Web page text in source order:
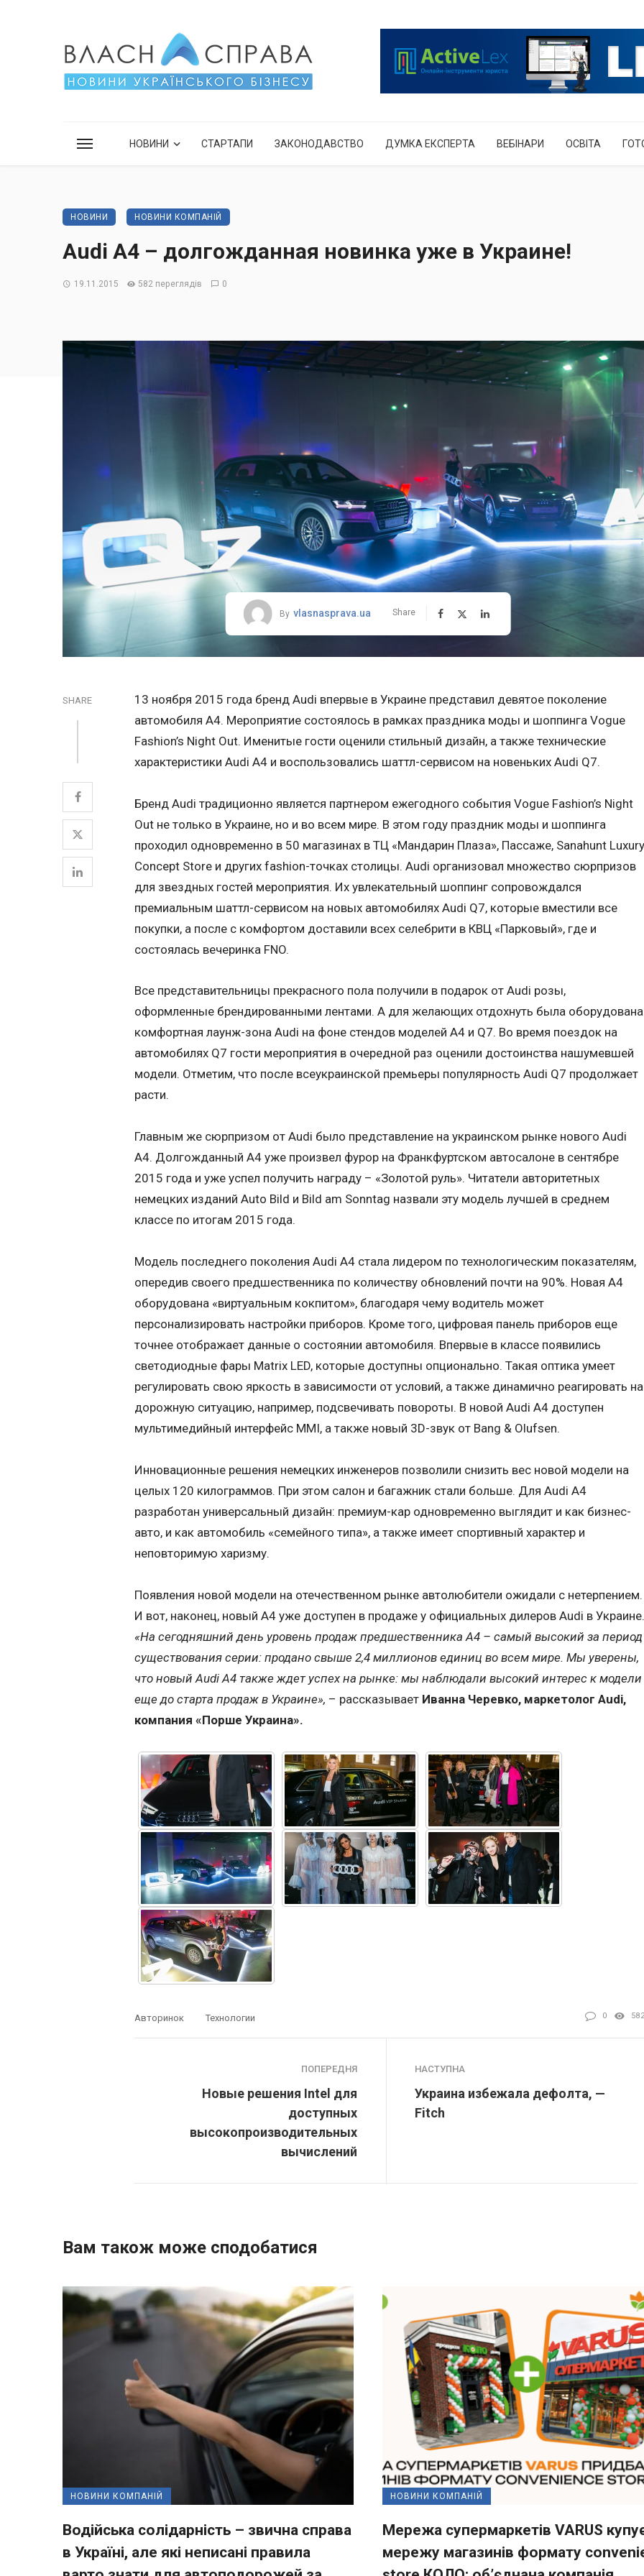
НОВИНИ СТАРТАПИ ЗАКОНОДАВСТВО ДУМКА ЕКСПЕРТА ВЕБІНАРИ ОСВІТА
НОВИНИ НОВИНИ КОМПАНІЙ
Audi A4 – долгожданная новинка уже в Украине!
19.11.2015 582 переглядів 0
By vlasnasprava.ua Share
SHARE
13 ноября 2015 года бренд Audi впервые в Украине представил девятое поколение
автомобиля А4. Мероприятие состоялось в рамках праздника моды и шоппинга Vogue
Fashion’s Night Out. Именитые гости оценили стильный дизайн, а также технические
характеристики Audi A4 и воспользовались шаттл-сервисом на новеньких Audi Q7.
Бренд Audi традиционно является партнером ежегодного события Vogue Fashion’s Night
Out не только в Украине, но и во всем мире. В этом году праздник моды и шоппинга
проходил одновременно в 50 магазинах в ТЦ «Мандарин Плаза», Пассаже, Sanahunt Luxury
Concept Store и других fashion-точках столицы. Audi организовал множество сюрпризов
для звездных гостей мероприятия. Их увлекательный шоппинг сопровождался
премиальным шаттл-сервисом на новых автомобилях Audi Q7, которые вместили все
покупки, а после с комфортом доставили всех селебрити в КВЦ «Парковый», где и
состоялась вечеринка FNO.
Все представительницы прекрасного пола получили в подарок от Audi розы,
оформленные брендированными лентами. А для желающих отдохнуть была оборудована
комфортная лаунж-зона Audi на фоне стендов моделей A4 и Q7. Во время поездок на
автомобилях Q7 гости мероприятия в очередной раз оценили достоинства нашумевшей
модели. Отметим, что после всеукраинской премьеры популярность Audi Q7 продолжает
расти.
Главным же сюрпризом от Audi было представление на украинском рынке нового Audi
A4. Долгожданный A4 уже произвел фурор на Франкфуртском автосалоне в сентябре
2015 года и уже успел получить награду – «Золотой руль». Читатели авторитетных
немецких изданий Auto Bild и Bild am Sonntag назвали эту модель лучшей в среднем
классе по итогам 2015 года.
Модель последнего поколения Audi A4 стала лидером по технологическим показателям,
опередив своего предшественника по количеству обновлений почти на 90%. Новая A4
оборудована «виртуальным кокпитом», благодаря чему водитель может
персонализировать настройки приборов. Кроме того, цифровая панель приборов еще
точнее отображает данные о состоянии автомобиля. Впервые в классе появились
светодиодные фары Matrix LED, которые доступны опционально. Такая оптика умеет
регулировать свою яркость в зависимости от условий, а также динамично реагировать на
дорожную ситуацию, например, подсвечивать повороты. В новой Audi A4 доступен
мультимедийный интерфейс MMI, а также новый 3D-звук от Bang & Olufsen.
Инновационные решения немецких инженеров позволили снизить вес новой модели на
целых 120 килограммов. При этом салон и багажник стали больше. Для Audi А4
разработан универсальный дизайн: премиум-кар одновременно выглядит и как бизнес-
авто, и как автомобиль «семейного типа», а также имеет спортивный характер и
неповторимую харизму.
Появления новой модели на отечественном рынке автолюбители ожидали с нетерпением.
И вот, наконец, новый А4 уже доступен в продаже у официальных дилеров Audi в Украине.
«На сегодняшний день уровень продаж предшественника A4 – самый высокий за период
существования серии: продано свыше 2,4 миллионов единиц во всем мире. Мы уверены,
что новый Audi А4 также ждет успех на рынке: мы наблюдали высокий интерес к модели
еще до старта продаж в Украине», – рассказывает Иванна Черевко, маркетолог Audi,
компания «Порше Украина».
Авторинок Технологии 0 582
ПОПЕРЕДНЯ
Новые решения Intel для
доступных
высокопроизводительных
вычислений
НАСТУПНА
Украина избежала дефолта, —
Fitch
Вам також може сподобатися
НОВИНИ КОМПАНІЙ
Водійська солідарність – звична справа
в Україні, але які неписані правила
НОВИНИ КОМПАНІЙ
Мережа супермаркетів VARUS
мережу магазинів формату